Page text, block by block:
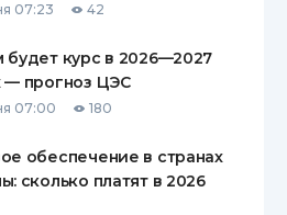
07:23 42
будет курс в 2026—2027
— прогноз ЦЭС
07:00 180
обеспечение в странах
сколько платят в 2026